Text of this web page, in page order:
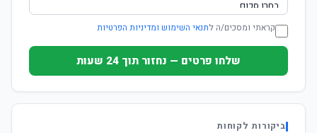
קראתי ומסכים/ה לתנאי השימוש ומדיניות הפרטיות
שלחו פרטים — נחזור תוך 24 שעות
ביקורות לקוחות